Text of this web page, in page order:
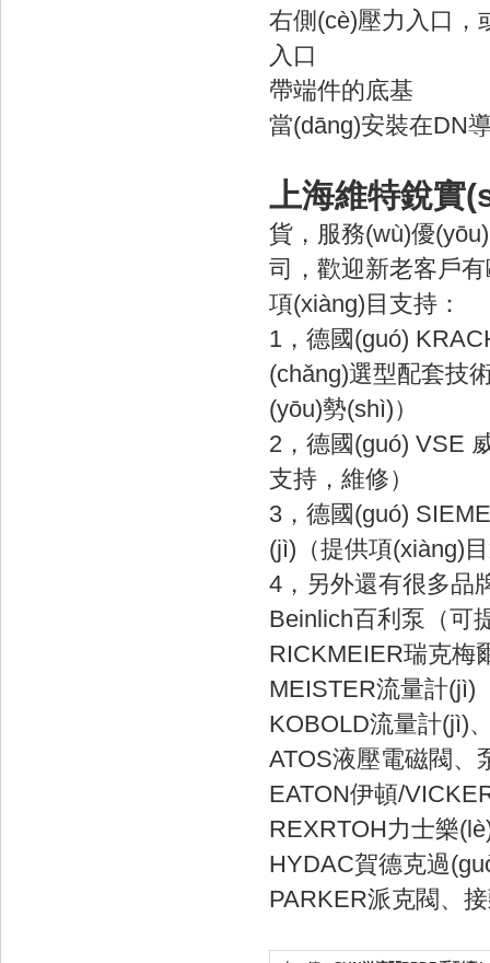
右側(cè)壓力入口，
入口
帶端件的底基
當(dāng)安裝在DN
上海維特銳實
貨，服務(wù)優
司，歡迎新老客戶
項(xiàng)目支持：
1，德國(guó)
(chǎng)選型配套技
(yōu)勢(shì)）
2，德國(guó) VSE
支持，維修）
3，德國(guó)
(jì)（提供項(xiàng)
4，另外還有很多品
Beinlich百利泵（可
RICKMEIER瑞克梅
MEISTER流量計(jì)
KOBOLD流量計(jì)
ATOS液壓電磁閥、
EATON伊頓/
REXRTOH力士樂
HYDAC賀德克過
PARKER派克閥、